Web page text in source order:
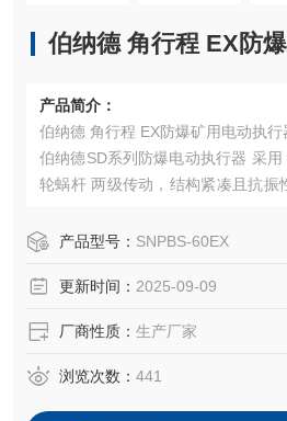
伯纳德 角行程 EX防
产品简介：
伯纳德 角行程 EX防爆矿用电动执行
伯纳德SD系列防爆电动执行器 采
轮蜗杆 两级传动，结构紧凑且抗振
T5 、 EExedIICT5 等，满足不同工
产品型号： SNPBS-60EX
更新时间： 2025-09-09
厂商性质： 生产厂家
浏览次数： 441